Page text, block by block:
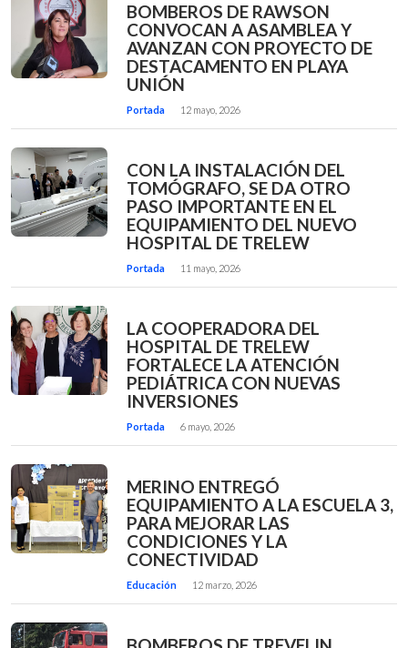
BOMBEROS DE RAWSON
CONVOCAN A ASAMBLEA Y
AVANZAN CON PROYECTO DE
DESTACAMENTO EN PLAYA
UNIÓN
Portada 12 mayo, 2026
CON LA INSTALACIÓN DEL
TOMÓGRAFO, SE DA OTRO
PASO IMPORTANTE EN EL
EQUIPAMIENTO DEL NUEVO
HOSPITAL DE TRELEW
Portada 11 mayo, 2026
LA COOPERADORA DEL
HOSPITAL DE TRELEW
FORTALECE LA ATENCIÓN
PEDIÁTRICA CON NUEVAS
INVERSIONES
Portada 6 mayo, 2026
MERINO ENTREGÓ
EQUIPAMIENTO A LA ESCUELA 3,
PARA MEJORAR LAS
CONDICIONES Y LA
CONECTIVIDAD
Educación 12 marzo, 2026